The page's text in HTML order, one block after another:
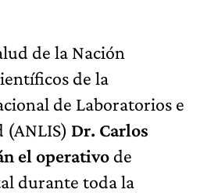
de la Nación
de la
de Laboratorios e
(ANLIS) Dr. Carlos
el operativo de
durante toda la